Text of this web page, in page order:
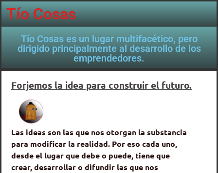
Tío Cosas
Tío Cosas es un lugar multifacético, pero
dirigido principalmente al desarrollo de los
emprendedores.
Forjemos la idea para construir el futuro.
Las ideas son las que nos otorgan la substancia
para modificar la realidad. Por eso cada uno,
desde el lugar que debe o puede, tiene que
crear, desarrollar o difundir las que nos